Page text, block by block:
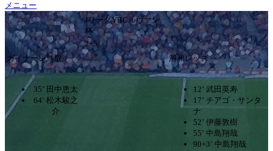
メニュー
JリーグYBCルヴァン
杯
2ｰ5
ガイナーレ鳥取
浦和レッズ
35’ 田中恵太
64’ 松木駿之
介
12’ 武田英寿
17’ チアゴ・サンタ
ナ
52’ 伊藤敦樹
55’ 中島翔哉
90+3’ 中島翔哉